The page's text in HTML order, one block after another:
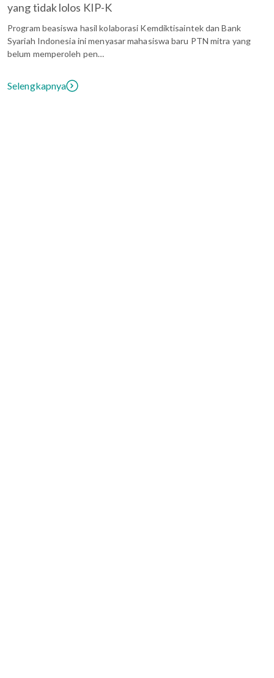
yang tidak lolos KIP-K
Program beasiswa hasil kolaborasi Kemdiktisaintek dan Bank
Syariah Indonesia ini menyasar mahasiswa baru PTN mitra yang
belum memperoleh pen…
Selengkapnya